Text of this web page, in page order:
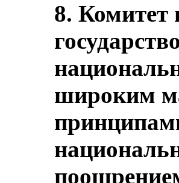
8. Комитет
широким